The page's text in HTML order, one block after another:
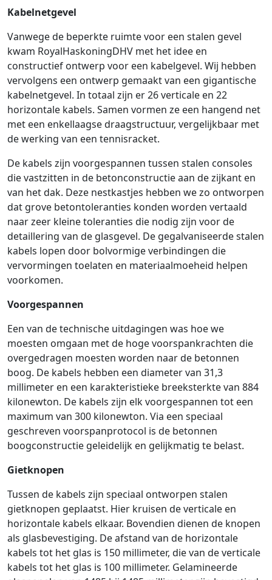
Kabelnetgevel
Vanwege de beperkte ruimte voor een stalen gevel
kwam RoyalHaskoningDHV met het idee en
constructief ontwerp voor een kabelgevel. Wij hebben
vervolgens een ontwerp gemaakt van een gigantische
kabelnetgevel. In totaal zijn er 26 verticale en 22
horizontale kabels. Samen vormen ze een hangend net
met een enkellaagse draagstructuur, vergelijkbaar met
de werking van een tennisracket.
De kabels zijn voorgespannen tussen stalen consoles
die vastzitten in de betonconstructie aan de zijkant en
van het dak. Deze nestkastjes hebben we zo ontworpen
dat grove betontoleranties konden worden vertaald
naar zeer kleine toleranties die nodig zijn voor de
detaillering van de glasgevel. De gegalvaniseerde stalen
kabels lopen door bolvormige verbindingen die
vervormingen toelaten en materiaalmoeheid helpen
voorkomen.
Voorgespannen
Een van de technische uitdagingen was hoe we
moesten omgaan met de hoge voorspankrachten die
overgedragen moesten worden naar de betonnen
boog. De kabels hebben een diameter van 31,3
millimeter en een karakteristieke breeksterkte van 884
kilonewton. De kabels zijn elk voorgespannen tot een
maximum van 300 kilonewton. Via een speciaal
geschreven voorspanprotocol is de betonnen
boogconstructie geleidelijk en gelijkmatig te belast.
Gietknopen
Tussen de kabels zijn speciaal ontworpen stalen
gietknopen geplaatst. Hier kruisen de verticale en
horizontale kabels elkaar. Bovendien dienen de knopen
als glasbevestiging. De afstand van de horizontale
kabels tot het glas is 150 millimeter, die van de verticale
kabels tot het glas is 100 millimeter. Gelamineerde